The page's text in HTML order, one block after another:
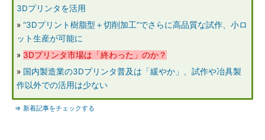
3Dプリンタを活用
» “3Dプリント樹脂型＋切削加工”でさらに高品質な試作、小ロ
ット生産が可能に
» 3Dプリンタ市場は「終わった」のか？
» 国内製造業の3Dプリンタ普及は「緩やか」、試作や冶具製
作以外での活用は少ない
⇒ 新着記事をチェックする